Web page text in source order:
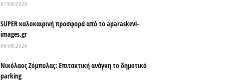
07/08/2026
SUPER καλοκαιρινή προσφορά από το aparaskevi-
images.gr
06/08/2026
Νικόλαος Ζόμπολας: Επιτακτική ανάγκη το δημοτικό
parking